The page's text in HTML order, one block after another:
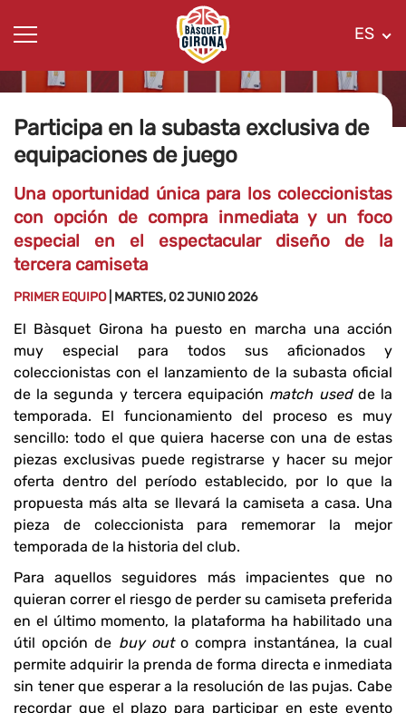
ES
Participa en la subasta exclusiva de
equipaciones de juego
Una oportunidad única para los coleccionistas
con opción de compra inmediata y un foco
especial en el espectacular diseño de la
tercera camiseta
PRIMER EQUIPO | MARTES, 02 JUNIO 2026
El Bàsquet Girona ha puesto en marcha una acción
muy especial para todos sus aficionados y
coleccionistas con el lanzamiento de la subasta oficial
de la segunda y tercera equipación match usedde la
temporada. El funcionamiento del proceso es muy
sencillo: todo el que quiera hacerse con una de estas
piezas exclusivas puede registrarse y hacer su mejor
oferta dentro del período establecido, por lo que la
propuesta más alta se llevará la camiseta a casa. Una
pieza de coleccionista para rememorar la mejor
temporada de la historia del club.
Para aquellos seguidores más impacientes que no
quieran correr el riesgo de perder su camiseta preferida
en el último momento, la plataforma ha habilitado una
útil opción de buy outo compra instantánea, la cual
permite adquirir la prenda de forma directa e inmediata
sin tener que esperar a la resolución de las pujas. Cabe
recordar que el plazo para participar en este evento